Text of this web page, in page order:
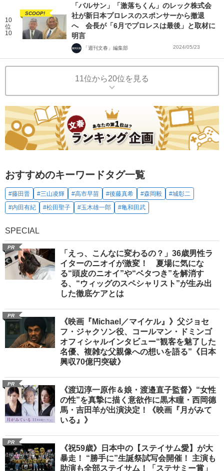
10
位
10
SCOOP!
「バルサン」「激落ちくん」のレック株式会
社が新日本プロレスのスポンサーから撤退
へ 会長が「6月でプロレスは最後」と取材に
明言
「週刊文春」編集部 2024/05/23
11位から20位を見る
おすすめのキーワードタグ一覧
#藤田晋 #三山凌輝 #高市早苗 #後藤真希 #森岡毅
#城彰二
#内田有紀
#松田聖子 #玉木雄一郎 #亀和田武
SPECIAL
PR
「えっ、こんなに変わるの？」36歳男性ラ
イターのニオイが激変！ 夏場に気にな
る“頭皮のニオイ”や“ベタつき”を解消す
る、“ウィッグのスペシャリスト”が生み出
した徹底ケアとは
PR
《映画『Michael／マイケル』》父ジョセ
フ・ジャクソン役、コールマン・ドミンゴ
オフィシャルインタビュー“観客を魅了した
名優、複雑な父親像への想いを語る”《日本
興収70億円突破》
PR
《渡辺淳一原作＆娘・渡邉直子監督》“女性
の性”を真摯に描く意欲作に黒木瞳・西岡德
馬・吉田羊が出演決定！《映画『月がみて
いる』》
PR
《祝59歳》日本中の【ステイサム愛】が大
暴走！ “勝手に”生誕祭試写会開催！ 主演も
助演も全部ステイサム！「ステサミー賞」